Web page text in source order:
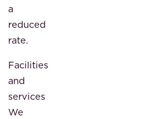
a
reduced
rate.
Facilities
and
services
We